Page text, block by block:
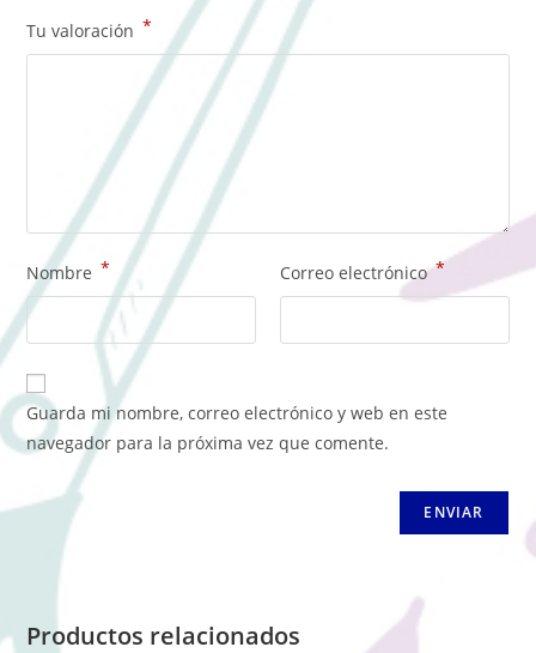
Tu valoración *
Nombre * Correo electrónico*
Guarda mi nombre, correo electrónico y web en este
navegador para la próxima vez que comente.
Productos relacionados